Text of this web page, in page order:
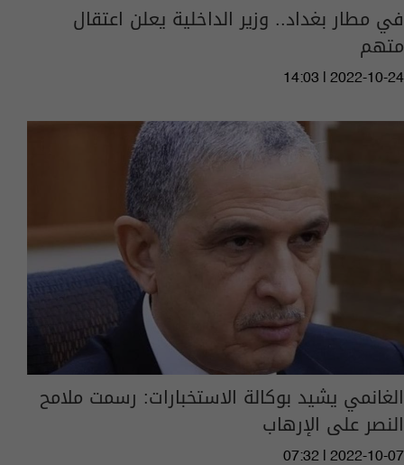
في مطار بغداد.. وزير الداخلية يعلن اعتقال
متهم
14:03 | 2022-10-24
الغانمي يشيد بوكالة الاستخبارات: رسمت ملامح
النصر على الإرهاب
07:32 | 2022-10-07